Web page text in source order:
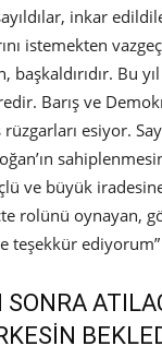
inkar
istemekten
başkaldırıdır. Bu
Barış ve
esiyor.
ve büyük
rolünü oynayan,
teşekkür
SONRA